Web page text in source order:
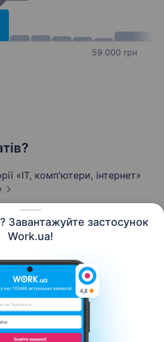
Завантажуйте застосунок
Work.ua!
59 000 грн
«IT, комп'ютери, інтернет»